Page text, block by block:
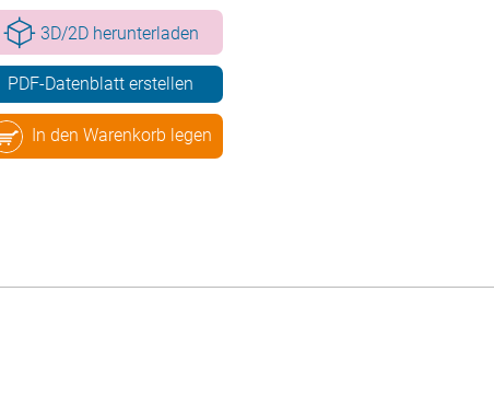
3D/2D herunterladen
PDF-Datenblatt erstellen
In den Warenkorb legen